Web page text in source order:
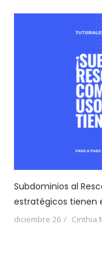
Subdominios al
estratégicos tienen
diciembre 26 Cinthia